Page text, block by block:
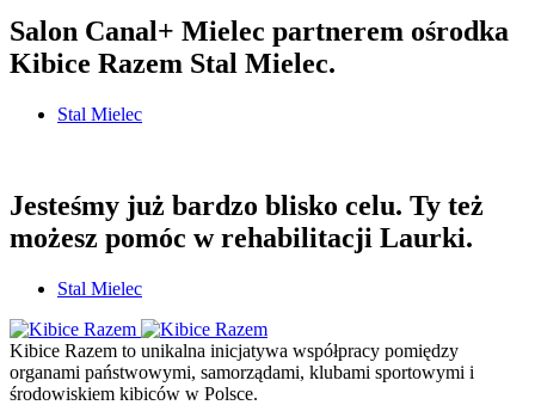
Salon Canal+ Mielec partnerem ośrodka
Kibice Razem Stal Mielec.
Stal Mielec
Jesteśmy już bardzo blisko celu. Ty też
możesz pomóc w rehabilitacji Laurki.
Stal Mielec
Kibice Razem to unikalna inicjatywa współpracy pomiędzy
organami państwowymi, samorządami, klubami sportowymi i
środowiskiem kibiców w Polsce.